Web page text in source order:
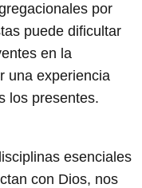
por
puede dificultar
en la
una experiencia
los presentes.
esenciales
con Dios, nos